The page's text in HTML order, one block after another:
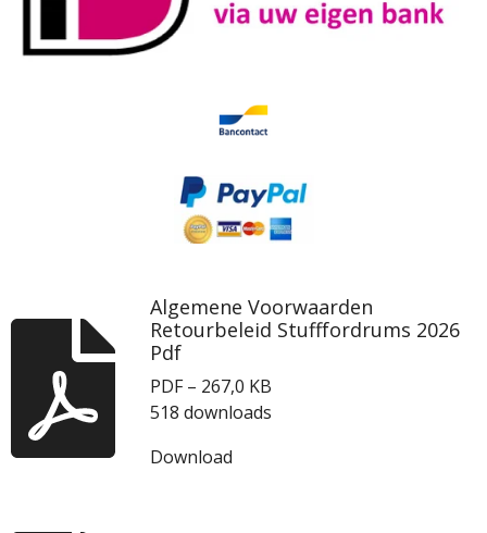
Algemene Voorwaarden
Retourbeleid Stufffordrums 2026
Pdf
PDF – 267,0 KB
518 downloads
Download